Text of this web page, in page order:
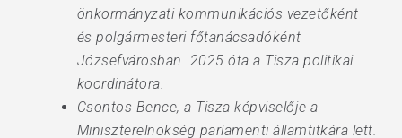
önkormányzati kommunikációs vezetőként
és polgármesteri főtanácsadóként
Józsefvárosban. 2025 óta a Tisza politikai
koordinátora.
Csontos Bence, a Tisza képviselője a
Miniszterelnökség parlamenti államtitkára lett.